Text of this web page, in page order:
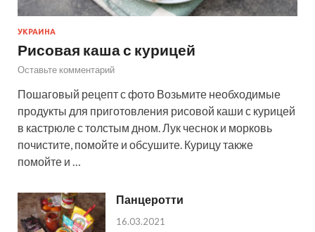
УКРАИНА
Рисовая каша с курицей
Оставьте комментарий
Пошаговый рецепт с фото Возьмите необходимые
продукты для приготовления рисовой каши с курицей
в кастрюле с толстым дном. Лук чеснок и морковь
почистите, помойте и обсушите. Курицу также
помойте и …
Панцеротти
16.03.2021